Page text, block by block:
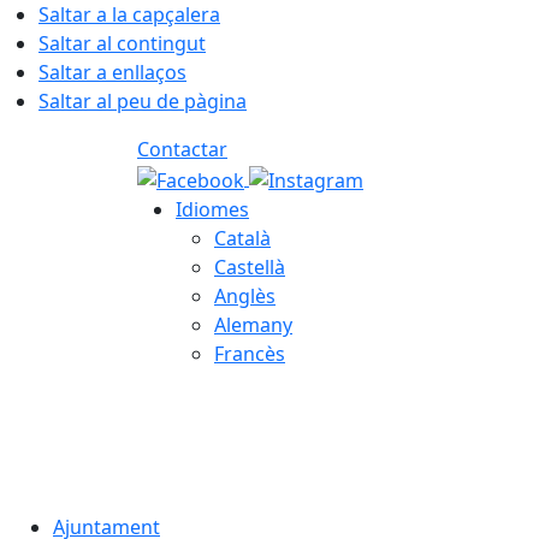
Saltar a la capçalera
Saltar al contingut
Saltar a enllaços
Saltar al peu de pàgina
Contactar
Idiomes
Català
Castellà
Anglès
Alemany
Francès
Ajuntament